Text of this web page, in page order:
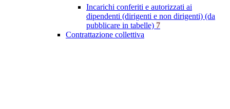
Incarichi conferiti e autorizzati ai
dipendenti (dirigenti e non dirigenti) (da
pubblicare in tabelle) 7
Contrattazione collettiva